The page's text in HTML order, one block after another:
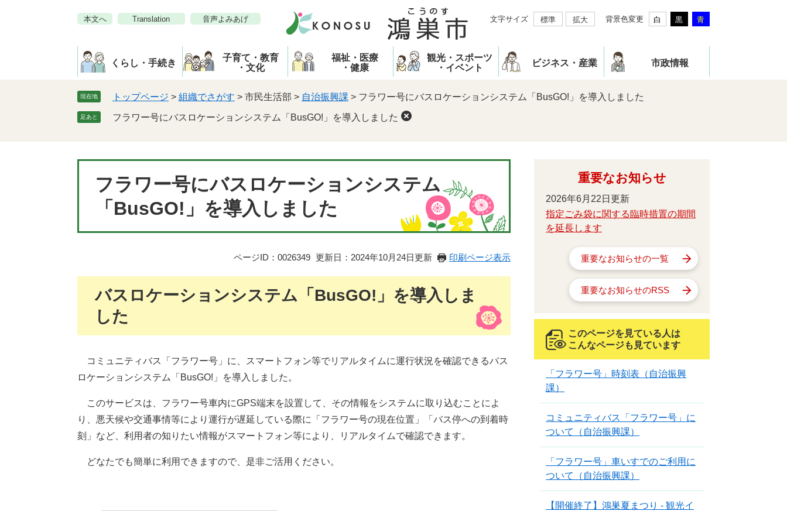
本文へ Translation 音声よみあげ 文字サイズ 標準 拡大 背景色変更 白 黒 青
くらし・手続き
子育て・教育
・文化
福祉・医療
・健康
観光・スポーツ
・イベント
ビジネス・産業 市政情報
現在地 トップページ > 組織でさがす > 市民生活部 > 自治振興課 > フラワー号にバスロケーションシステム「BusGO!」を導入しました
足あと フラワー号にバスロケーションシステム「BusGO!」を導入しました
フラワー号にバスロケーションシステム
「BusGO!」を導入しました
ページID：0026349 更新日：2024年10月24日更新 印刷ページ表示
バスロケーションシステム「BusGO!」を導入しま
した
コミュニティバス「フラワー号」に、スマートフォン等でリアルタイムに運行状況を確認できるバス
ロケーションシステム「BusGO!」を導入しました。
このサービスは、フラワー号車内にGPS端末を設置して、その情報をシステムに取り込むことによ
り、悪天候や交通事情等により運行が遅延している際に「フラワー号の現在位置」「バス停への到着時
刻」など、利用者の知りたい情報がスマートフォン等により、リアルタイムで確認できます。
どなたでも簡単に利用できますので、是非ご活用ください。
重要なお知らせ
2026年6月22日更新
指定ごみ袋に関する臨時措置の期間
を延長します
重要なお知らせの一覧
重要なお知らせのRSS
このページを見ている人は
こんなページも見ています
「フラワー号」時刻表（自治振興
課）
コミュニティバス「フラワー号」に
ついて（自治振興課）
「フラワー号」車いすでのご利用に
ついて（自治振興課）
【開催終了】鴻巣夏まつり - 観光イ